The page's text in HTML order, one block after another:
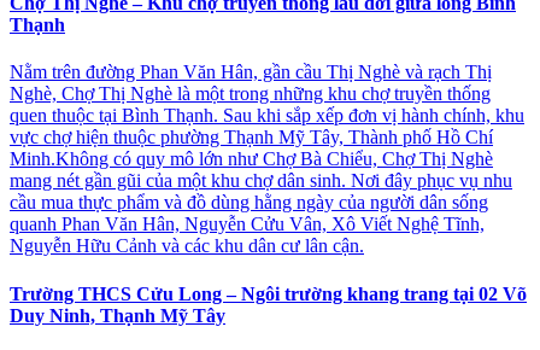
Thạnh
Nằm trên đường Phan Văn Hân, gần cầu Thị Nghè và rạch Thị
Nghè, Chợ Thị Nghè là một trong những khu chợ truyền thống
quen thuộc tại Bình Thạnh. Sau khi sắp xếp đơn vị hành chính, khu
vực chợ hiện thuộc phường Thạnh Mỹ Tây, Thành phố Hồ Chí
Minh.Không có quy mô lớn như Chợ Bà Chiểu, Chợ Thị Nghè
mang nét gần gũi của một khu chợ dân sinh. Nơi đây phục vụ nhu
cầu mua thực phẩm và đồ dùng hằng ngày của người dân sống
quanh Phan Văn Hân, Nguyễn Cửu Vân, Xô Viết Nghệ Tĩnh,
Nguyễn Hữu Cảnh và các khu dân cư lân cận.
Trường THCS Cửu Long – Ngôi trường khang trang tại 02 Võ
Duy Ninh, Thạnh Mỹ Tây